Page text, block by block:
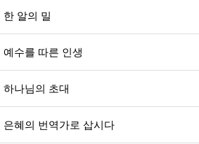
한 알의 밀
예수를 따른 인생
하나님의 초대
은혜의 번역가로 삽시다